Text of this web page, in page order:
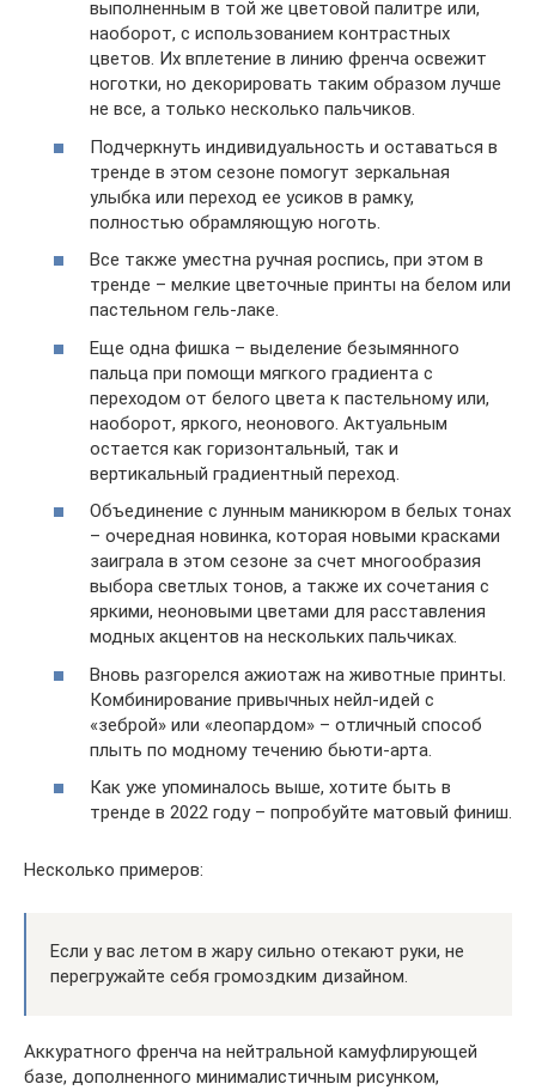
выполненным в той же цветовой палитре или,
наоборот, с использованием контрастных
цветов. Их вплетение в линию френча освежит
ноготки, но декорировать таким образом лучше
не все, а только несколько пальчиков.
Подчеркнуть индивидуальность и оставаться в
тренде в этом сезоне помогут зеркальная
улыбка или переход ее усиков в рамку,
полностью обрамляющую ноготь.
Все также уместна ручная роспись, при этом в
тренде – мелкие цветочные принты на белом или
пастельном гель-лаке.
Еще одна фишка – выделение безымянного
пальца при помощи мягкого градиента с
переходом от белого цвета к пастельному или,
наоборот, яркого, неонового. Актуальным
остается как горизонтальный, так и
вертикальный градиентный переход.
Объединение с лунным маникюром в белых тонах
– очередная новинка, которая новыми красками
заиграла в этом сезоне за счет многообразия
выбора светлых тонов, а также их сочетания с
яркими, неоновыми цветами для расставления
модных акцентов на нескольких пальчиках.
Вновь разгорелся ажиотаж на животные принты.
Комбинирование привычных нейл-идей с
«зеброй» или «леопардом» – отличный способ
плыть по модному течению бьюти-арта.
Как уже упоминалось выше, хотите быть в
тренде в 2022 году – попробуйте матовый финиш.
Несколько примеров:
Если у вас летом в жару сильно отекают руки, не
перегружайте себя громоздким дизайном.
Аккуратного френча на нейтральной камуфлирующей
базе, дополненного минималистичным рисунком,